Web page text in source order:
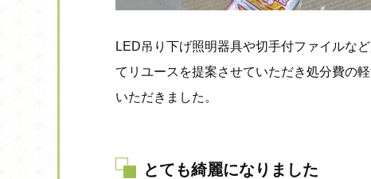
LED吊り下げ照明器具や切手付ファイルな
てリユースを提案させていただき処分費の
いただきました。
とても綺麗になりました